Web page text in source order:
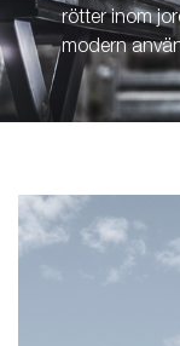
rötter inom
modern